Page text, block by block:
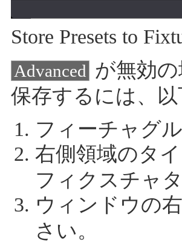
Store Presets to
Advanced が無効
保存するには、
フィーチャグ
右側領域のタ
フィクスチャ
ウィンドウの
さい。